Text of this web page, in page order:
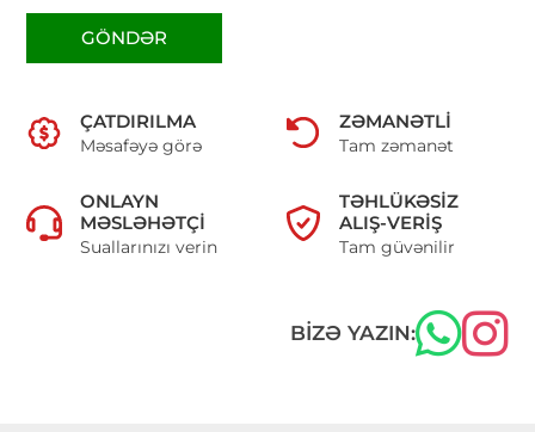
GÖNDƏR
ÇATDIRILMA
Məsafəyə görə
ZƏMANƏTLI
Tam zəmanət
ONLAYN
MƏSLƏHƏTÇI
Suallarınızı verin
TƏHLÜKƏSIZ
ALIŞ-VERIŞ
Tam güvənilir
BIZƏ YAZIN: